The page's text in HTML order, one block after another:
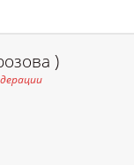
)